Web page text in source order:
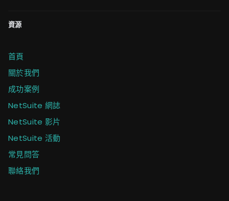
資源
首頁
關於我們
成功案例
NetSuite 網誌
NetSuite 影片
NetSuite 活動
常見問答
聯絡我們